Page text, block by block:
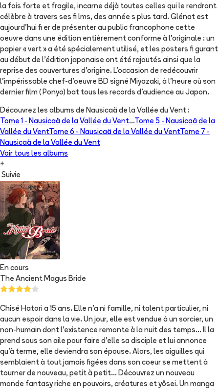
la fois forte et fragile, incarne déjà toutes celles qui le rendront
célèbre à travers ses fi lms, des année s plus tard. Glénat est
aujourd'hui fi er de présenter au public francophone cette
oeuvre dans une édition entièrement conforme à l'originale : un
papier « vert » a été spécialement utilisé, et les posters fi gurant
au début de l'édition japonaise ont été rajoutés ainsi que la
reprise des couvertures d'origine. L'occasion de redécouvrir
l'impérissable chef-d'oeuvre BD signé Miyazaki, à l'heure où son
dernier film ( Ponyo) bat tous les records d'audience au Japon.
Découvrez les albums de Nausicaä de la Vallée du Vent :
Tome 1 - Nausicaä de la Vallée du Vent...Tome 5 - Nausicaä de la
Vallée du VentTome 6 - Nausicaä de la Vallée du VentTome 7 -
Nausicaä de la Vallée du Vent
Voir tous les albums
+
Suivie
En cours
The Ancient Magus Bride
Chisé Hatori a 15 ans. Elle n'a ni famille, ni talent particulier, ni
aucun espoir dans la vie. Un jour, elle est vendue à un sorcier, un
non-humain dont l'existence remonte à la nuit des temps... Il la
prend sous son aile pour faire d'elle sa disciple et lui annonce
qu'à terme, elle deviendra son épouse. Alors, les aiguilles qui
semblaient à tout jamais figées dans son coeur se mettent à
tourner de nouveau, petit à petit... Découvrez un nouveau
monde fantasy riche en pouvoirs, créatures et yôsei. Un manga